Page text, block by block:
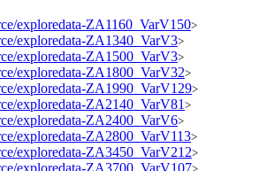
exploredata-ZA1160_VarV150>
exploredata-ZA1340_VarV3>
exploredata-ZA1500_VarV3>
exploredata-ZA1800_VarV32>
exploredata-ZA1990_VarV129>
exploredata-ZA2140_VarV81>
exploredata-ZA2400_VarV6>
exploredata-ZA2800_VarV113>
exploredata-ZA3450_VarV212>